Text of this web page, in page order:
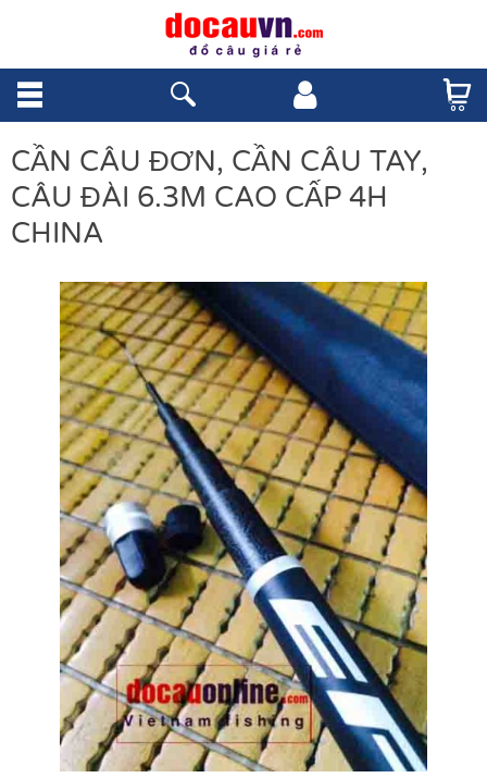
CẦN CÂU ĐƠN, CẦN CÂU TAY,
CÂU ĐÀI 6.3M CAO CẤP 4H
CHINA